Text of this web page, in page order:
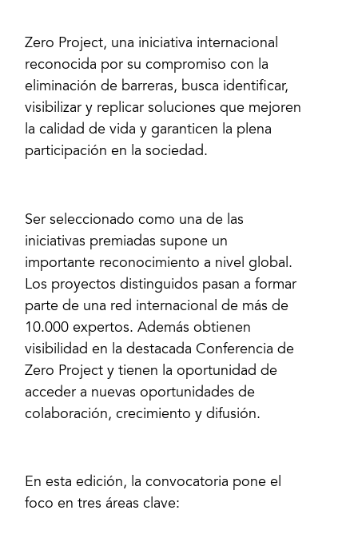
Zero Project, una iniciativa internacional
reconocida por su compromiso con la
eliminación de barreras, busca identificar,
visibilizar y replicar soluciones que mejoren
la calidad de vida y garanticen la plena
participación en la sociedad.
Ser seleccionado como una de las
iniciativas premiadas supone un
importante reconocimiento a nivel global.
Los proyectos distinguidos pasan a formar
parte de una red internacional de más de
10.000 expertos. Además obtienen
visibilidad en la destacada Conferencia de
Zero Project y tienen la oportunidad de
acceder a nuevas oportunidades de
colaboración, crecimiento y difusión.
En esta edición, la convocatoria pone el